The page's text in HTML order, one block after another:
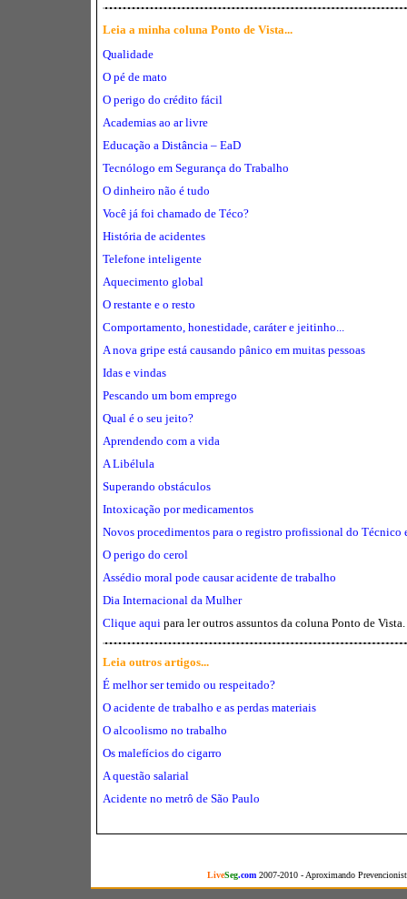
Leia a minha coluna Ponto de Vista...
Qualidade
O pé de mato
O perigo do crédito fácil
Academias ao ar livre
Educação a Distância – EaD
Tecnólogo em Segurança do Trabalho
O dinheiro não é tudo
Você já foi chamado de Téco?
História de acidentes
Telefone inteligente
Aquecimento global
O restante e o resto
Comportamento, honestidade, caráter e jeitinho...
A nova gripe está causando pânico em muitas pessoas
Idas e vindas
Pescando um bom emprego
Qual é o seu jeito?
Aprendendo com a vida
A Libélula
Superando obstáculos
Intoxicação por medicamentos
Novos procedimentos para o registro profissional do Técnico
O perigo do cerol
Assédio moral pode causar acidente de trabalho
Dia Internacional da Mulher
Clique aqui para ler outros assuntos da coluna Ponto de Vista.
Leia outros artigos...
É melhor ser temido ou respeitado?
O acidente de trabalho e as perdas materiais
O alcoolismo no trabalho
Os malefícios do cigarro
A questão salarial
Acidente no metrô de São Paulo
LiveSeg.com2007-2010 - Aproximando